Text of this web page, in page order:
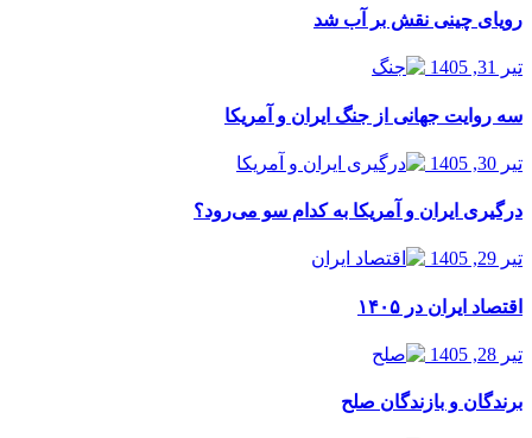
رویای چینی نقش بر آب شد
تیر 31, 1405
سه روایت جهانی از جنگ ایران و آمریکا
تیر 30, 1405
درگیری ایران و آمریکا به کدام سو می‌رود؟
تیر 29, 1405
اقتصاد ایران در ۱۴۰۵
تیر 28, 1405
برندگان و بازندگان صلح